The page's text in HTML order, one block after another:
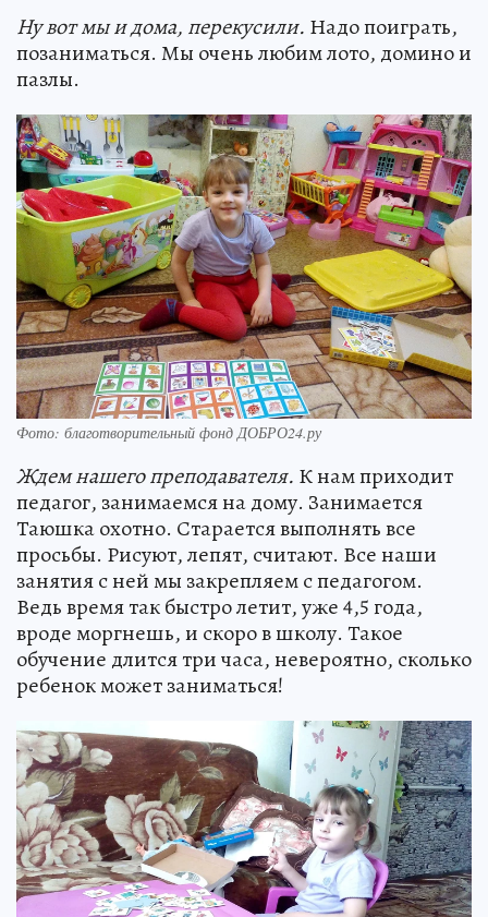
Ну вот мы и дома, перекусили. Надо поиграть,
позаниматься. Мы очень любим лото, домино и
пазлы.
Фото: благотворительный фонд ДОБРО24.ру
Ждем нашего преподавателя. К нам приходит
педагог, занимаемся на дому. Занимается
Таюшка охотно. Старается выполнять все
просьбы. Рисуют, лепят, считают. Все наши
занятия с ней мы закрепляем с педагогом.
Ведь время так быстро летит, уже 4,5 года,
вроде моргнешь, и скоро в школу. Такое
обучение длится три часа, невероятно, сколько
ребенок может заниматься!